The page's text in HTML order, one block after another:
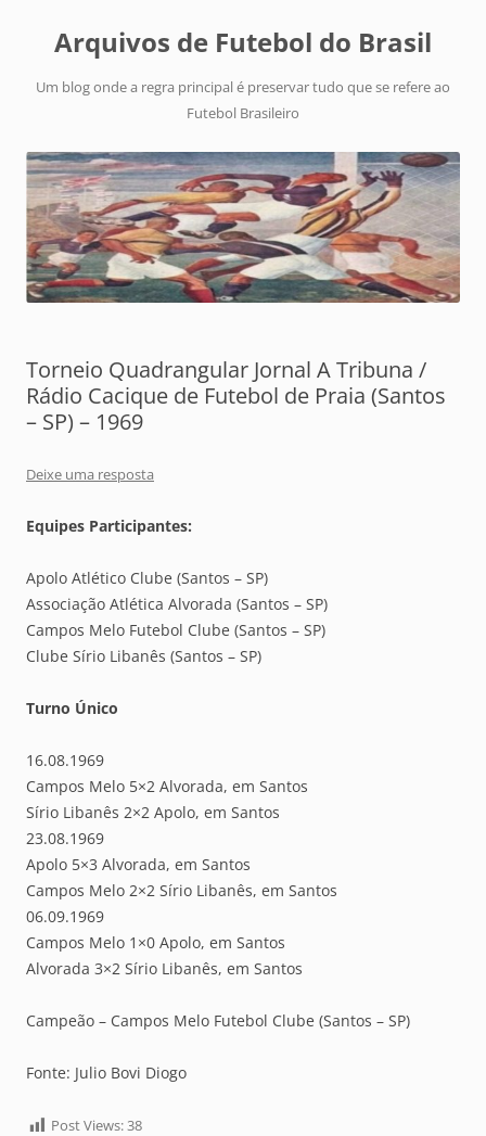
Arquivos de Futebol do Brasil
Um blog onde a regra principal é preservar tudo que se refere ao
Futebol Brasileiro
Torneio Quadrangular Jornal A Tribuna /
Rádio Cacique de Futebol de Praia (Santos
– SP) – 1969
Deixe uma resposta
Equipes Participantes:
Apolo Atlético Clube (Santos – SP)
Associação Atlética Alvorada (Santos – SP)
Campos Melo Futebol Clube (Santos – SP)
Clube Sírio Libanês (Santos – SP)
Turno Único
16.08.1969
Campos Melo 5×2 Alvorada, em Santos
Sírio Libanês 2×2 Apolo, em Santos
23.08.1969
Apolo 5×3 Alvorada, em Santos
Campos Melo 2×2 Sírio Libanês, em Santos
06.09.1969
Campos Melo 1×0 Apolo, em Santos
Alvorada 3×2 Sírio Libanês, em Santos
Campeão – Campos Melo Futebol Clube (Santos – SP)
Fonte: Julio Bovi Diogo
Post Views:38